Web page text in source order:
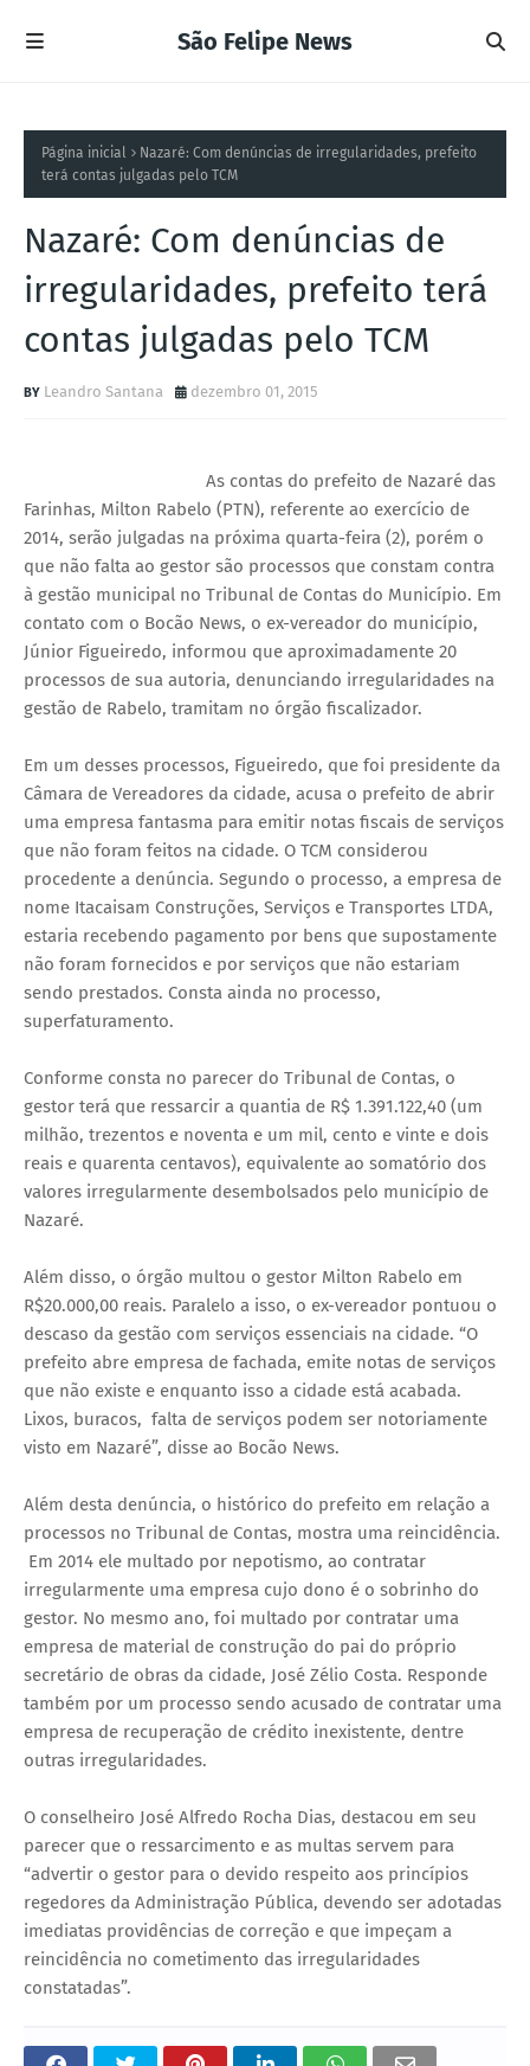
São Felipe News
Página inicial
Nazaré: Com denúncias de irregularidades, prefeito
terá contas julgadas pelo TCM
Nazaré: Com denúncias de
irregularidades, prefeito terá
contas julgadas pelo TCM
Leandro Santana dezembro 01, 2015
As contas do prefeito de Nazaré das
Farinhas, Milton Rabelo (PTN), referente ao exercício de
2014, serão julgadas na próxima quarta-feira (2), porém o
que não falta ao gestor são processos que constam contra
à gestão municipal no Tribunal de Contas do Município. Em
contato com o Bocão News, o ex-vereador do município,
Júnior Figueiredo, informou que aproximadamente 20
processos de sua autoria, denunciando irregularidades na
gestão de Rabelo, tramitam no órgão fiscalizador.
Em um desses processos, Figueiredo, que foi presidente da
Câmara de Vereadores da cidade, acusa o prefeito de abrir
uma empresa fantasma para emitir notas fiscais de serviços
que não foram feitos na cidade. O TCM considerou
procedente a denúncia. Segundo o processo, a empresa de
nome Itacaisam Construções, Serviços e Transportes LTDA,
estaria recebendo pagamento por bens que supostamente
não foram fornecidos e por serviços que não estariam
sendo prestados. Consta ainda no processo,
superfaturamento.
Conforme consta no parecer do Tribunal de Contas, o
gestor terá que ressarcir a quantia de R$ 1.391.122,40 (um
milhão, trezentos e noventa e um mil, cento e vinte e dois
reais e quarenta centavos), equivalente ao somatório dos
valores irregularmente desembolsados pelo município de
Nazaré.
Além disso, o órgão multou o gestor Milton Rabelo em
R$20.000,00 reais. Paralelo a isso, o ex-vereador pontuou o
descaso da gestão com serviços essenciais na cidade. “O
prefeito abre empresa de fachada, emite notas de serviços
que não existe e enquanto isso a cidade está acabada.
Lixos, buracos, falta de serviços podem ser notoriamente
visto em Nazaré”, disse ao Bocão News.
Além desta denúncia, o histórico do prefeito em relação a
processos no Tribunal de Contas, mostra uma reincidência.
Em 2014 ele multado por nepotismo, ao contratar
irregularmente uma empresa cujo dono é o sobrinho do
gestor. No mesmo ano, foi multado por contratar uma
empresa de material de construção do pai do próprio
secretário de obras da cidade, José Zélio Costa. Responde
também por um processo sendo acusado de contratar uma
empresa de recuperação de crédito inexistente, dentre
outras irregularidades.
O conselheiro José Alfredo Rocha Dias, destacou em seu
parecer que o ressarcimento e as multas servem para
“advertir o gestor para o devido respeito aos princípios
regedores da Administração Pública, devendo ser adotadas
imediatas providências de correção e que impeçam a
reincidência no cometimento das irregularidades
constatadas”.